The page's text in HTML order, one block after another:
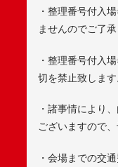
・整理番号付入
ませんのでご了承
・整理番号付入
切を禁止致します
・諸事情により
ございますので
・会場までの交